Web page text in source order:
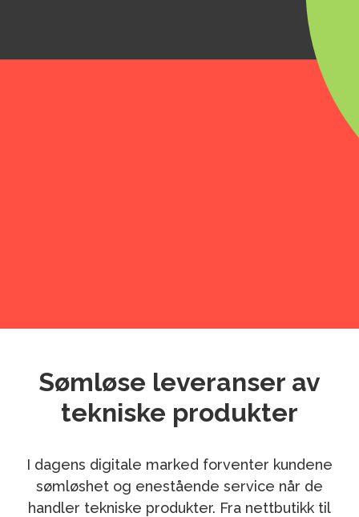
Sømløse leveranser av
tekniske produkter
I dagens digitale marked forventer kundene
sømløshet og enestående service når de
handler tekniske produkter. Fra nettbutikk til